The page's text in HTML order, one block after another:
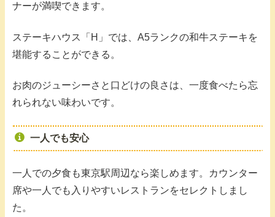
ナーが満喫できます。
ステーキハウス「H」では、A5ランクの和牛ステーキを
堪能することができる。
お肉のジューシーさと口どけの良さは、一度食べたら忘
れられない味わいです。
一人でも安心
一人での夕食も東京駅周辺なら楽しめます。カウンター
席や一人でも入りやすいレストランをセレクトしまし
た。